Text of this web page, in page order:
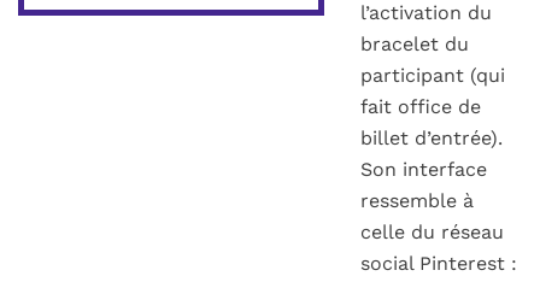
l’activation du
bracelet du
participant (qui
fait office de
billet d’entrée).
Son interface
ressemble à
celle du réseau
social Pinterest :